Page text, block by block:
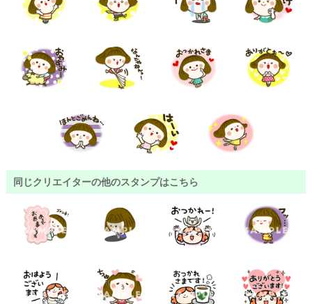
同じクリエイターの他のスタンプはこちら